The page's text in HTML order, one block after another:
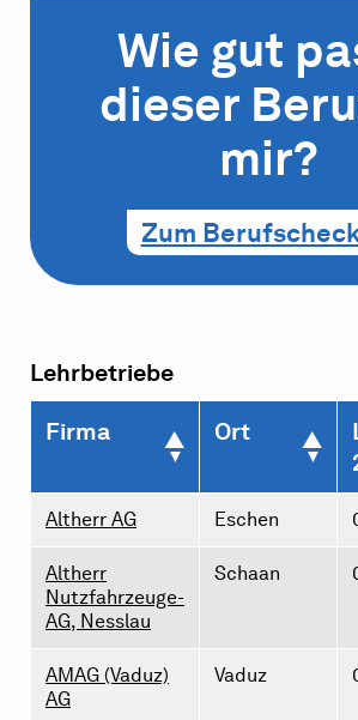
Wie gut
dieser
mir?
Zum
Lehrbetriebe
Firma Ort
Altherr AG Eschen
Altherr
Nutzfahrzeuge-
AG, Nesslau
Schaan
AMAG (Vaduz)
AG
Vaduz